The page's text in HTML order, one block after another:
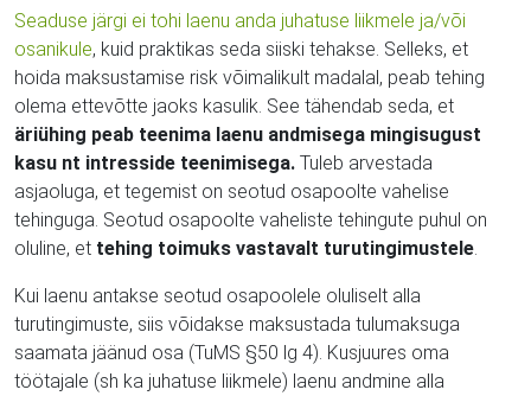
Seaduse järgi ei tohi laenu anda juhatuse liikmele ja/või
osanikule, kuid praktikas seda siiski tehakse. Selleks, et
hoida maksustamise risk võimalikult madalal, peab tehing
olema ettevõtte jaoks kasulik. See tähendab seda, et
äriühing peab teenima laenu andmisega mingisugust
kasu nt intresside teenimisega. Tuleb arvestada
asjaoluga, et tegemist on seotud osapoolte vahelise
tehinguga. Seotud osapoolte vaheliste tehingute puhul on
oluline, et tehing toimuks vastavalt turutingimustele
Kui laenu antakse seotud osapoolele oluliselt alla
turutingimuste, siis võidakse maksustada tulumaksuga
saamata jäänud osa (TuMS §50 lg 4). Kusjuures oma
töötajale (sh ka juhatuse liikmele) laenu andmine alla